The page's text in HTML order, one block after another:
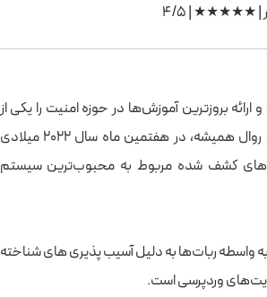
بروزترین آموزش‌ها در حوزه امنیت را یکی از
مهم‌ترین رسالت‌های خود می‌دانیم. به همین خاطر طبق روال همیشه، در هفتمین ماه سال ۲۰۲۲ میلادی
کشف شده مربوط به محبوب‌ترین سیستم
واسطه ربات‌ها به دلیل آسیب پذیری های شناخته
وردپرسی است.